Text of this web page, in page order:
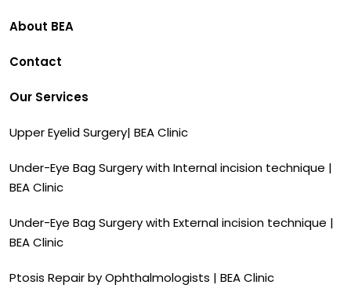
About BEA
Contact
Our Services
Upper Eyelid Surgery| BEA Clinic
Under-Eye Bag Surgery with Internal incision technique |
BEA Clinic
Under-Eye Bag Surgery with External incision technique |
BEA Clinic
Ptosis Repair by Ophthalmologists | BEA Clinic